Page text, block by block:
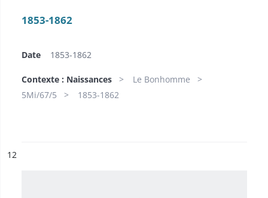
1853-1862
Date 1853-1862
Contexte : Naissances
Le Bonhomme
5Mi/67/5
1853-1862
n°
12